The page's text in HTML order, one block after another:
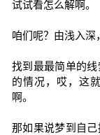
试试看怎么解啊。
咱们呢？由浅入深
找到最最简单的
的情况，哎，这
啊。
那如果说梦到自